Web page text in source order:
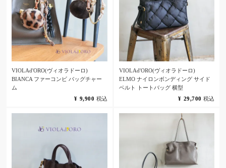
VIOLAd'ORO(ヴィオラドーロ)
BIANCA ファーコンビ バッグチャー
ム
¥ 9,900 税込
VIOLAd'ORO(ヴィオラドーロ)
ELMO ナイロンボンディング サイド
ベルト トートバッグ 横型
¥ 29,700 税込